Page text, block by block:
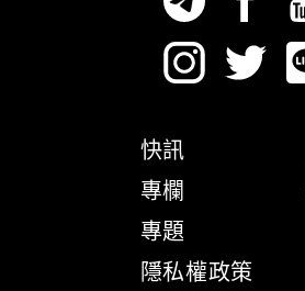
快訊
專欄
專題
隱私權政策